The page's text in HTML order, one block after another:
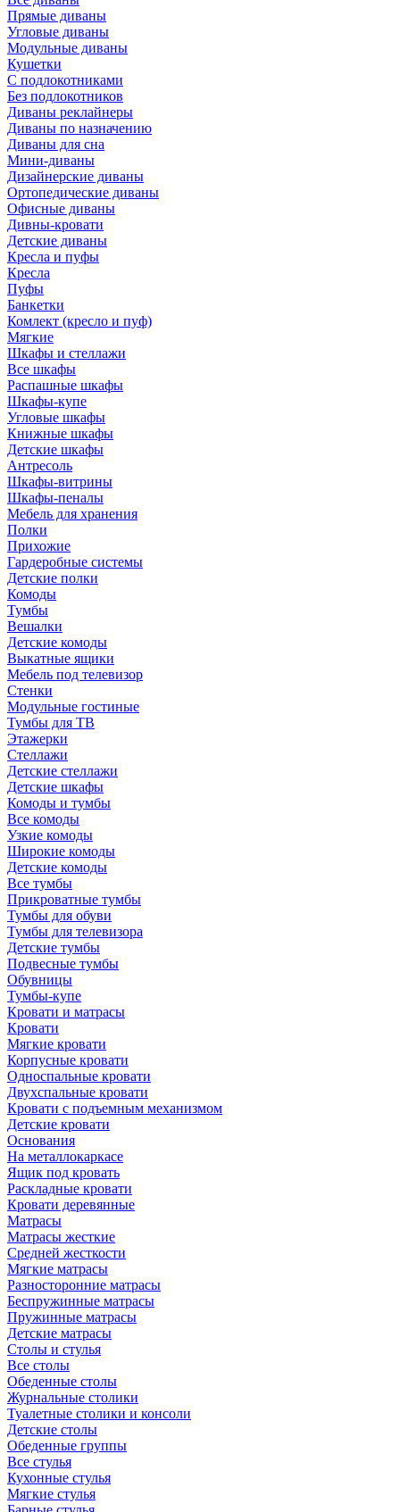
Прямые диваны
Угловые диваны
Модульные диваны
Кушетки
С подлокотниками
Без подлокотников
Диваны реклайнеры
Диваны по назначению
Диваны для сна
Мини-диваны
Дизайнерские диваны
Ортопедические диваны
Офисные диваны
Дивны-кровати
Детские диваны
Кресла и пуфы
Кресла
Пуфы
Банкетки
Комлект (кресло и пуф)
Мягкие
Шкафы и стеллажи
Все шкафы
Распашные шкафы
Шкафы-купе
Угловые шкафы
Книжные шкафы
Детские шкафы
Антресоль
Шкафы-витрины
Шкафы-пеналы
Мебель для хранения
Полки
Прихожие
Гардеробные системы
Детские полки
Комоды
Тумбы
Вешалки
Детские комоды
Выкатные ящики
Мебель под телевизор
Стенки
Модульные гостиные
Тумбы для ТВ
Этажерки
Стеллажи
Детские стеллажи
Детские шкафы
Комоды и тумбы
Все комоды
Узкие комоды
Широкие комоды
Детские комоды
Все тумбы
Прикроватные тумбы
Тумбы для обуви
Тумбы для телевизора
Детские тумбы
Подвесные тумбы
Обувницы
Тумбы-купе
Кровати и матрасы
Кровати
Мягкие кровати
Корпусные кровати
Односпальные кровати
Двухспальные кровати
Кровати с подъемным механизмом
Детские кровати
Основания
На металлокаркасе
Ящик под кровать
Раскладные кровати
Кровати деревянные
Матрасы
Матрасы жесткие
Средней жесткости
Мягкие матрасы
Разносторонние матрасы
Беспружинные матрасы
Пружинные матрасы
Детские матрасы
Столы и стулья
Все столы
Обеденные столы
Журнальные столики
Туалетные столики и консоли
Детские столы
Обеденные группы
Все стулья
Кухонные стулья
Мягкие стулья